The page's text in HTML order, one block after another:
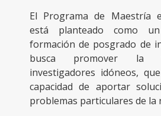
El Programa de Maestría
está planteado como
formación de posgrado de
busca promover la
investigadores idóneos,
capacidad de aportar
problemas particulares de la